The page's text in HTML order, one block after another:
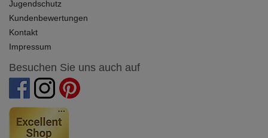
Jugendschutz
Kundenbewertungen
Kontakt
Impressum
Besuchen Sie uns auch auf